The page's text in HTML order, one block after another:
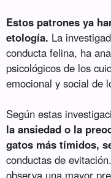
Estos patrones ya
etología. La
conducta felina, ha
psicológicos de los
emocional y social de
Según estas
la ansiedad o la
gatos más tímidos,
conductas de